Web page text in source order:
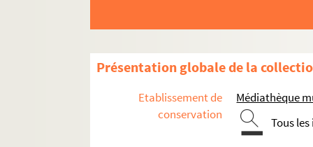
Présentation globale de la
Etablissement de
conservation
Médiathèque
Tous
80. Minutes des notaires « Salelhiis » et «
82. Règle de l'Ordre des Frères Prêcheurs
83. Commentaire du Coran, par Mohamed